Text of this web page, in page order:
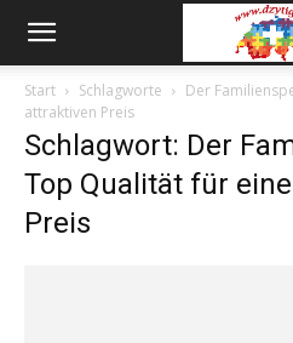
Start Schlagworte
Der
attraktiven Preis
Schlagwort: Der
Top Qualität für
Preis